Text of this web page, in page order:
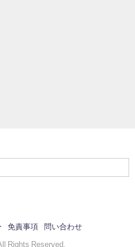
免責事項 問い合わせ
Rights Reserved.